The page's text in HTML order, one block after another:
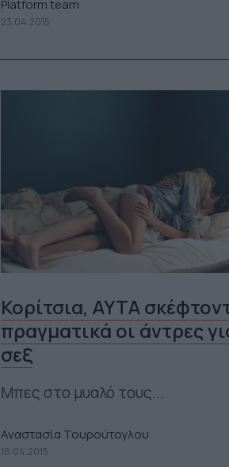
Platform team
23.04.2015
Κορίτσια, ΑΥΤΑ
πραγματικά οι άντρες
σεξ
Μπες στο μυαλό τους...
Αναστασία Τουρούτογλου
16.04.2015